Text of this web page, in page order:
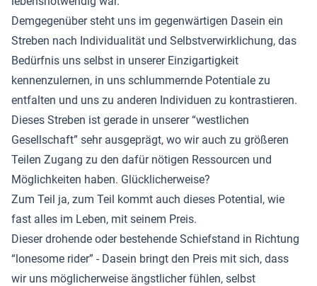
Demgegenüber steht uns im gegenwärtigen Dasein ein
Streben nach Individualität und Selbstverwirklichung, das
Bedürfnis uns selbst in unserer Einzigartigkeit
kennenzulernen, in uns schlummernde Potentiale zu
entfalten und uns zu anderen Individuen zu kontrastieren.
Dieses Streben ist gerade in unserer “westlichen
Gesellschaft” sehr ausgeprägt, wo wir auch zu größeren
Teilen Zugang zu den dafür nötigen Ressourcen und
Möglichkeiten haben. Glücklicherweise?
Zum Teil ja, zum Teil kommt auch dieses Potential, wie
fast alles im Leben, mit seinem Preis.
Dieser drohende oder bestehende Schiefstand in Richtung
“lonesome rider” - Dasein bringt den Preis mit sich, dass
wir uns möglicherweise ängstlicher fühlen, selbst